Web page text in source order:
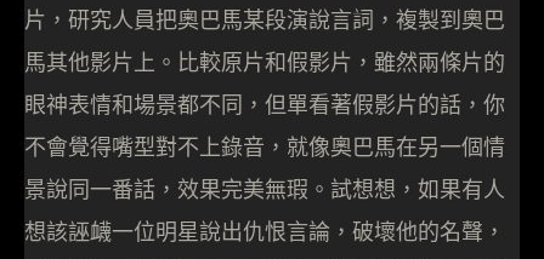
片，研究人員把奧巴馬某段演說言詞，複製到奧巴
馬其他影片上。比較原片和假影片，雖然兩條片的
眼神表情和場景都不同，但單看著假影片的話，你
不會覺得嘴型對不上錄音，就像奧巴馬在另一個情
景說同一番話，效果完美無瑕。試想想，如果有人
想該誣衊一位明星說出仇恨言論，破壞他的名聲，